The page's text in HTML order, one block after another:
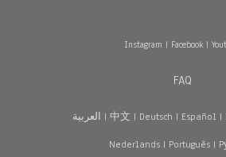
Instagram | Facebook|
FAQ
العربية | 中文 | Deutsch | Español |
Nederlands| Português|